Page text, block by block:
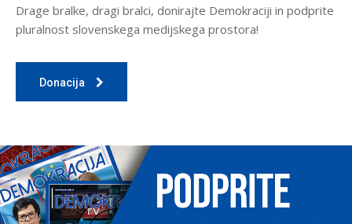
Drage bralke, dragi bralci, donirajte Demokraciji in podprite
pluralnost slovenskega medijskega prostora!
Donacija